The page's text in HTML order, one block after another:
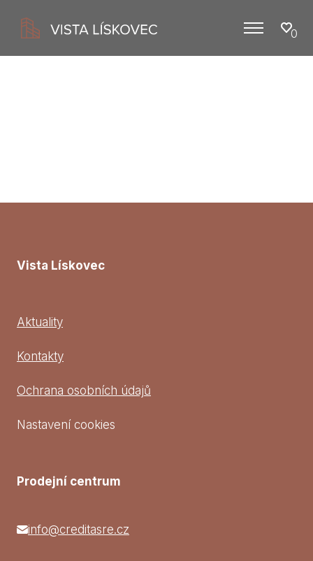
Menu 0
Vista Lískovec
Aktuality
Kontakty
Ochrana osobních údajů
Nastavení cookies
Prodejní centrum
info@creditasre.cz